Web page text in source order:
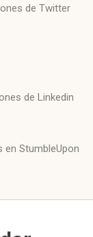
de Twitter
de Linkedin
en StumbleUpon